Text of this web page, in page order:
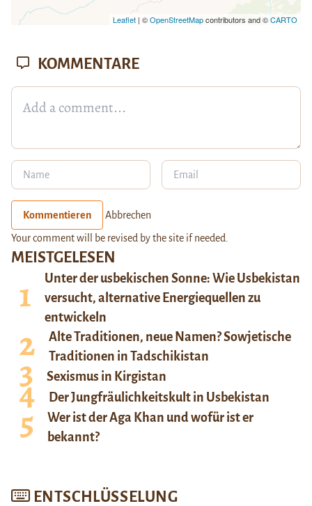
Leaflet| ©OpenStreetMapcontributors and ©CARTO
MEISTGELESEN
Unter der usbekischen Sonne: Wie Usbekistan
versucht, alternative Energiequellen zu
entwickeln
Alte Traditionen, neue Namen? Sowjetische
Traditionen in Tadschikistan
Sexismus in Kirgistan
Der Jungfräulichkeitskult in Usbekistan
Wer ist der Aga Khan und wofür ist er
bekannt?
ENTSCHLÜSSELUNG
KOMMENTARE
Kommentieren Abbrechen
Your comment will be revised by the site if needed.